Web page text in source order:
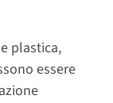
plastica,
essere